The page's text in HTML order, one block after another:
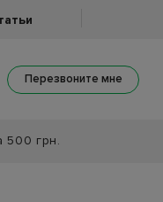
Перезвоните мне
500 грн.